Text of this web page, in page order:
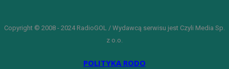
Copyright © 2008 - 2024 RadioGOL / Wydawcą serwisu jest Czyli Media Sp.
z o.o.
POLITYKA RODO